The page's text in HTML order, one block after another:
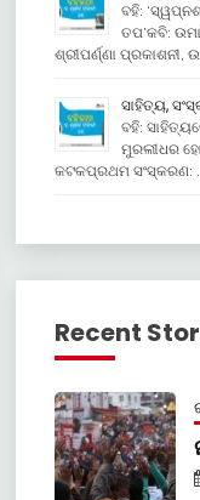
ବହି:
ତପ’କବି:
ଶ୍ରୀପର୍ଣ୍ଣା
ସାହିତ୍ୟ,
ବହି:
ମୁରଲୀଧର
କଟକପ୍ରଥମ ସଂସ୍କରଣ:
Recent